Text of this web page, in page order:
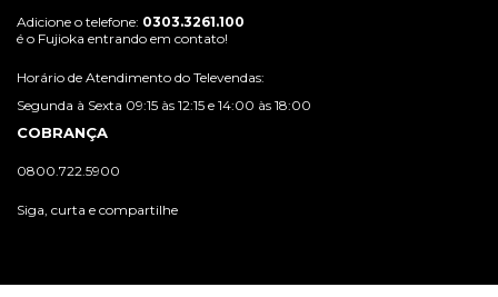
Adicione o telefone: 0303.3261.100
é o Fujioka entrando em contato!
Horário de Atendimento do Televendas:
Segunda à Sexta 09:15 às 12:15 e 14:00 às 18:00
COBRANÇA
0800.722.5900
Siga, curta e compartilhe